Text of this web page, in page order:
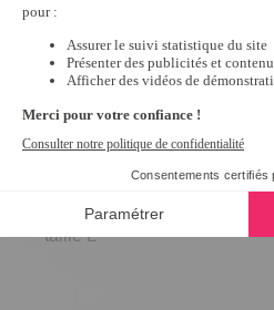
marcels Blanc -
taille L